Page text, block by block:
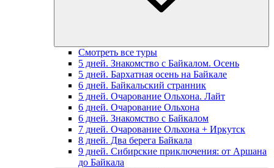
Смотреть все туры
5 дней. Знакомство с Байкалом. Осень
5 дней. Бархатная осень на Байкале
6 дней. Байкальский странник
5 дней. Очарование Ольхона. Лайт
6 дней. Очарование Ольхона
6 дней. Знакомство с Байкалом
7 дней. Очарование Ольхона + Иркутск
8 дней. Два берега Байкала
9 дней. Сибирские приключения: от Аршана
до Байкала